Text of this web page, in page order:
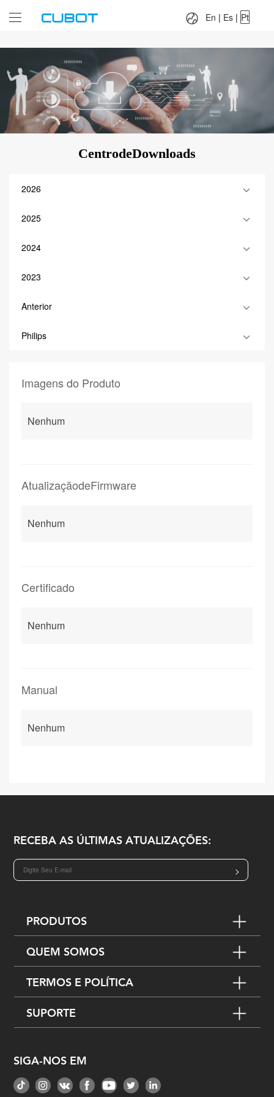
En | Es | Pt
CentrodeDownloads
2026
2025
2024
2023
Anterior
Philips
Imagens do Produto
Nenhum
AtualizaçãodeFirmware
Nenhum
Certificado
Nenhum
Manual
Nenhum
RECEBA AS ÚLTIMAS ATUALIZAÇÕES:
>
PRODUTOS
QUEM SOMOS
TERMOS E POLÍTICA
SUPORTE
SIGA-NOS EM